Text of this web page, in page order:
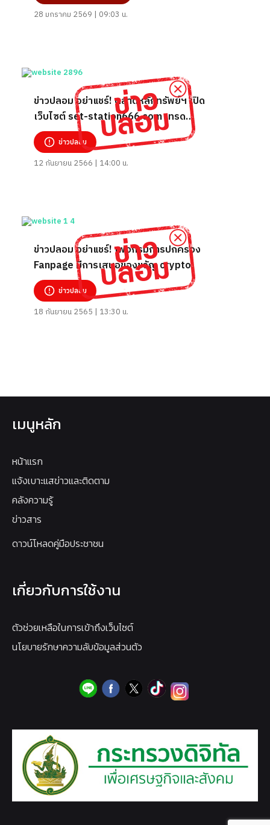
28 มกราคม 2569 | 09:03 น.
ข่าวปลอม อย่าแชร์! ตลาดหลักทรัพย์ฯ เปิด
เว็บไซต์ set-station666.com เทรด‎
Cryptocurrency
ข่าวปลอม
12 กันยายน 2566 | 14:00 น.
ข่าวปลอม อย่าแชร์! เพจกรมการปกครอง
Fanpage มีการเสนอของขวัญ crypto
ข่าวปลอม
18 กันยายน 2565 | 13:30 น.
เมนูหลัก
หน้าแรก
แจ้งเบาะแสข่าวและติดตาม
คลังความรู้
ข่าวสาร
ดาวน์โหลดคู่มือประชาชน
เกี่ยวกับการใช้งาน
ตัวช่วยเหลือในการเข้าถึงเว็บไซต์
นโยบายรักษาความลับข้อมูลส่วนตัว